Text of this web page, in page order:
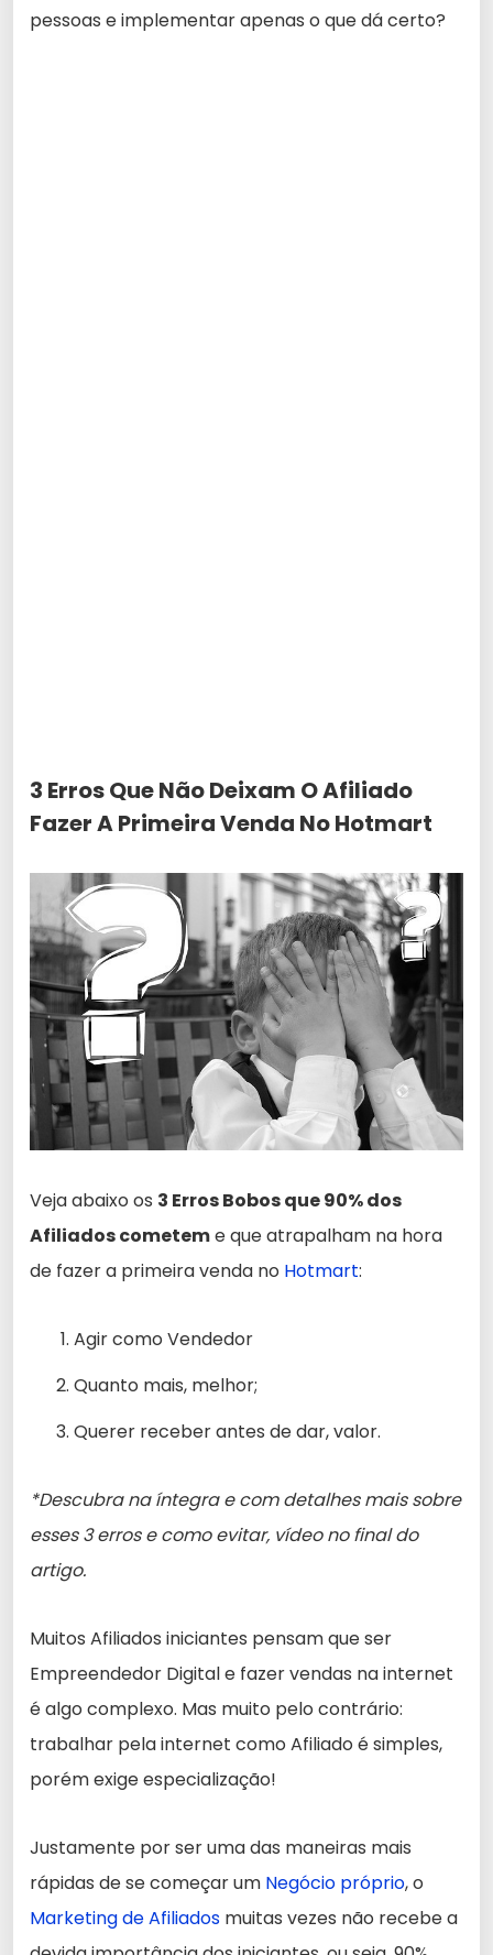
pessoas e implementar apenas o que dá certo?
3 Erros Que Não Deixam O Afiliado
Fazer A Primeira Venda No Hotmart
Veja abaixo os 3 Erros Bobos que 90% dos
Afiliados cometeme que atrapalham na hora
de fazer a primeira venda no Hotmart:
Agir como Vendedor
Quanto mais, melhor;
Querer receber antes de dar, valor.
*Descubra na íntegra e com detalhes mais sobre
esses 3 erros e como evitar, vídeo no final do
artigo.
Muitos Afiliados iniciantes pensam que ser
Empreendedor Digital e fazer vendas na internet
é algo complexo. Mas muito pelo contrário:
trabalhar pela internet como Afiliado é simples,
porém exige especialização!
Justamente por ser uma das maneiras mais
rápidas de se começar um Negócio próprio, o
Marketing de Afiliados muitas vezes não recebe a